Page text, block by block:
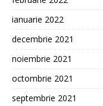
ianuarie 2022
decembrie 2021
noiembrie 2021
octombrie 2021
septembrie 2021